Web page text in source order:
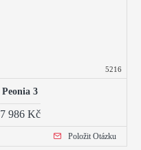
5216
Peonia 3
7 986 Kč
Položit Otázku